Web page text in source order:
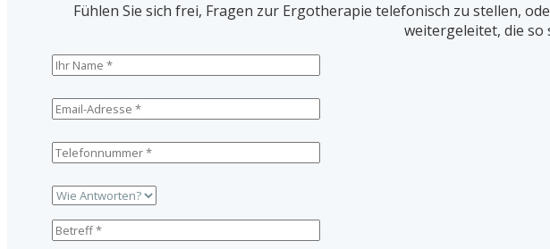
Fühlen Sie sich frei, Fragen zur Ergotherapie telefonisch zu stellen,
weitergeleitet, die so
Please leave this field empty.